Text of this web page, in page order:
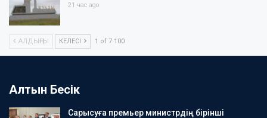
21 час ago
АЛДЫҢҒЫ КЕЛЕСІ 1 of 7 100
Алтын Бесік
Сарысуға премьер министрдің бірінші